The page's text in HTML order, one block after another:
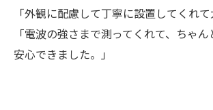
「外観に配慮して丁寧に設置してくれて
「電波の強さまで測ってくれて、ちゃ
安心できました。」